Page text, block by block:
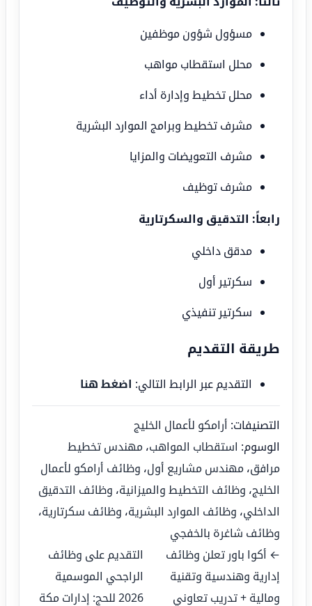
مسؤول شؤون موظفين
محلل استقطاب مواهب
محلل تخطيط وإدارة أداء
مشرف تخطيط وبرامج الموارد البشرية
مشرف التعويضات والمزايا
مشرف توظيف
رابعاً: التدقيق والسكرتارية
مدقق داخلي
سكرتير أول
سكرتير تنفيذي
طريقة التقديم
التقديم عبر الرابط التالي: اضغط هنا
التصنيفات: أرامكو لأعمال الخليج
الوسوم: استقطاب المواهب، مهندس تخطيط
مرافق، مهندس مشاريع أول، وظائف أرامكو لأعمال
الخليج، وظائف التخطيط والميزانية، وظائف التدقيق
الداخلي، وظائف الموارد البشرية، وظائف سكرتارية،
وظائف شاغرة بالخفجي
← أكوا باور تعلن وظائف
إدارية وهندسية وتقنية
ومالية + تدريب تعاوني
التقديم على وظائف
الراجحي الموسمية
2026 للحج: إدارات مكة